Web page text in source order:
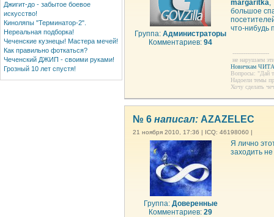
Джигит-до - забытое боевое
искусство!
Киноляпы "Терминатор-2".
Нереальная подборка!
Чеченские кузнецы! Мастера мечей!
Как правильно фоткаться?
Чеченский ДЖИП - своими руками!
Грозный 10 лет спустя!
Группа: Администраторы
Комментариев: 94
margaritka,
большое
что-нибудь
--------------------
не нарушаем
Новичкам
Вопросы: "Дай
Надоели темы
Хочу сделать
№ 6 написал: AZAZELEC
21 ноября 2010, 17:36 | ICQ: 46198060 |
Группа: Доверенные
Комментариев: 29
Я лично
заходить